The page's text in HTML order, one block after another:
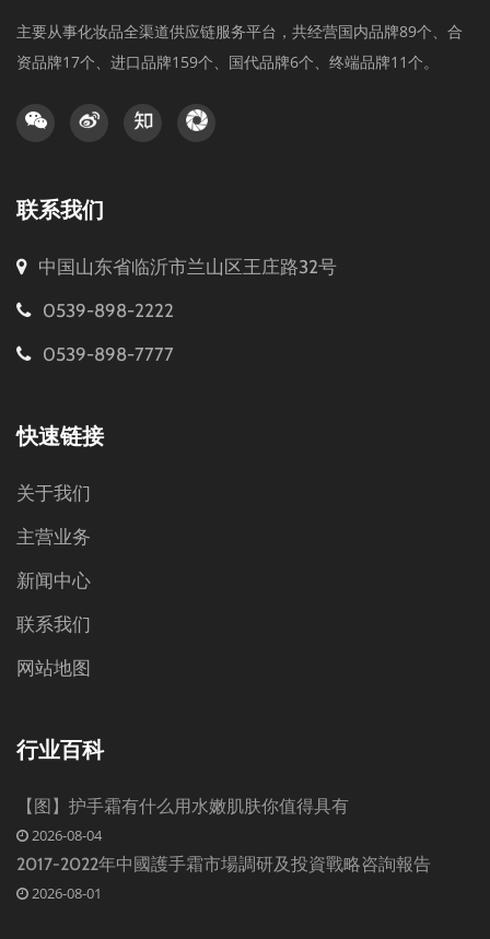
主要从事化妆品全渠道供应链服务平台，共经营国内品牌89个、合
资品牌17个、进口品牌159个、国代品牌6个、终端品牌11个。
联系我们
中国山东省临沂市兰山区王庄路32号
0539-898-2222
0539-898-7777
快速链接
关于我们
主营业务
新闻中心
联系我们
网站地图
行业百科
【图】护手霜有什么用水嫩肌肤你值得具有
2026-08-04
2017-2022年中國護手霜市場調研及投資戰略咨詢報告
2026-08-01